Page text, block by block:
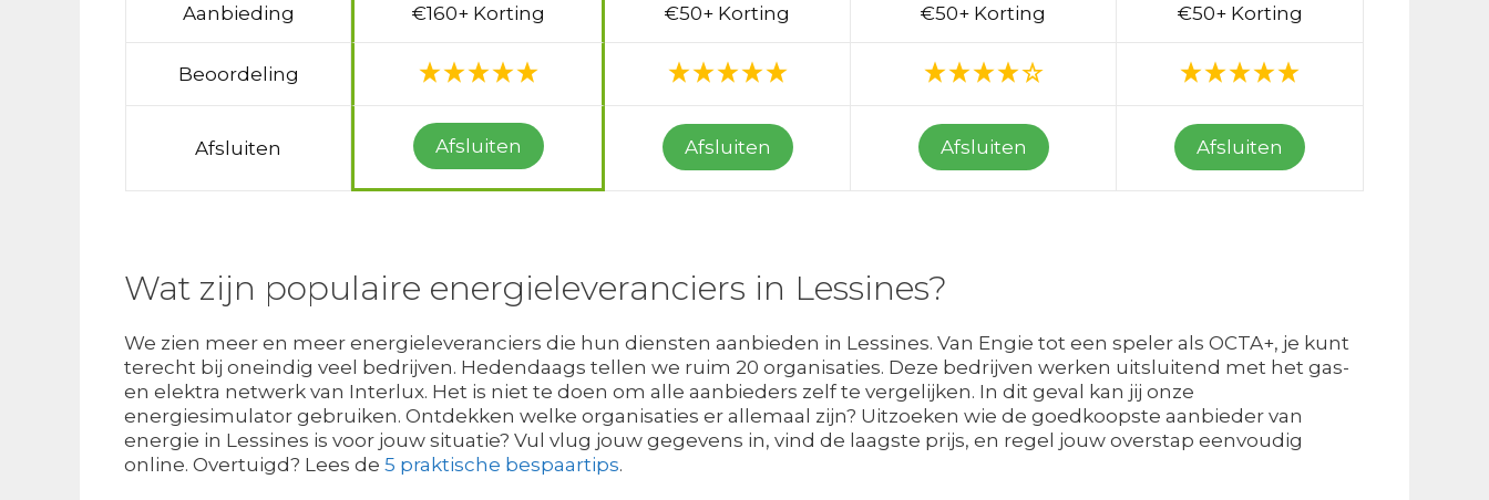
Aanbieding €160+ Korting €50+ Korting €50+ Korting €50+ Korting
Beoordeling
Afsluiten Afsluiten Afsluiten Afsluiten Afsluiten
Wat zijn populaire energieleveranciers in Lessines?
We zien meer en meer energieleveranciers die hun diensten aanbieden in Lessines. Van Engie tot een speler als OCTA+, je kunt
terecht bij oneindig veel bedrijven. Hedendaags tellen we ruim 20 organisaties. Deze bedrijven werken uitsluitend met het gas-
en elektra netwerk van Interlux. Het is niet te doen om alle aanbieders zelf te vergelijken. In dit geval kan jij onze
energiesimulator gebruiken. Ontdekken welke organisaties er allemaal zijn? Uitzoeken wie de goedkoopste aanbieder van
energie in Lessines is voor jouw situatie? Vul vlug jouw gegevens in, vind de laagste prijs, en regel jouw overstap eenvoudig
online. Overtuigd? Lees de 5 praktische bespaartips.